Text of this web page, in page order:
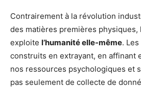
Contrairement à la révolution
des matières premières physiques,
exploite l’humanité elle-même.
construits en extrayant, en affinant
nos ressources psychologiques et
pas seulement de collecte de